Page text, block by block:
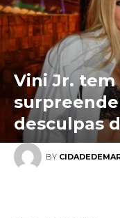
BY
Vini Jr. tem
desculpas